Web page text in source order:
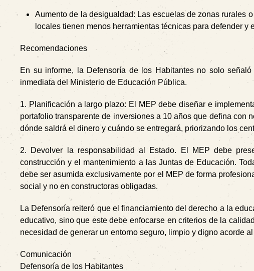
Aumento de la desigualdad: Las escuelas de zonas rurales
locales tienen menos herramientas técnicas para defender
Recomendaciones
En su informe, la Defensoría de los Habitantes no solo
inmediata del Ministerio de Educación Pública.
1. Planificación a largo plazo: El MEP debe diseñar e
portafolio transparente de inversiones a 10 años que defina con
dónde saldrá el dinero y cuándo se entregará, priorizando los
2. Devolver la responsabilidad al Estado.
El MEP debe
construcción y el mantenimiento a las Juntas de Educación.
debe ser asumida exclusivamente por el MEP de forma
social y no en constructoras obligadas.
La Defensoría reiteró que el financiamiento del derecho a la
educativo, sino que este debe enfocarse en criterios de la
necesidad de generar un entorno seguro, limpio y digno acorde
Comunicación
Defensoría de los Habitantes